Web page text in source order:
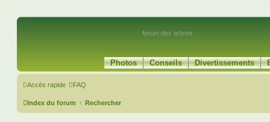
forum des arbres
Photos Conseils Divertissements
Accès rapide FAQ
Index du forum Rechercher